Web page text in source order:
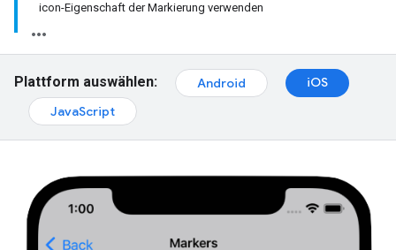
icon-Eigenschaft der Markierung verwenden
Plattform auswählen: Android
iOS
JavaScript